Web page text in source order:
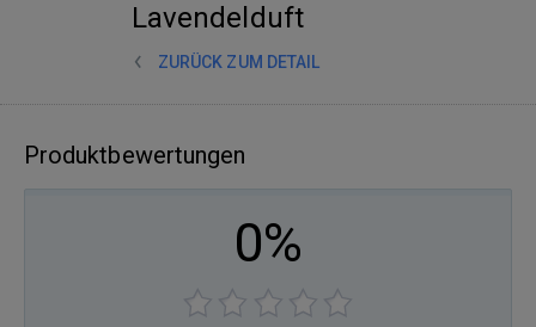
Lavendelduft
ZURÜCK ZUM DETAIL
Produktbewertungen
0%